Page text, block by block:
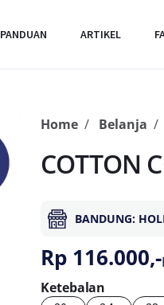
PANDUAN ARTIKEL
Home Belanja
COTTON
BANDUNG:
Rp 116.000,-
Ketebalan